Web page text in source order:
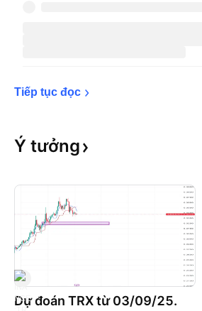
Tiếp tục đọc
Ý tưởng
Dự đoán TRX từ 03/09/25.